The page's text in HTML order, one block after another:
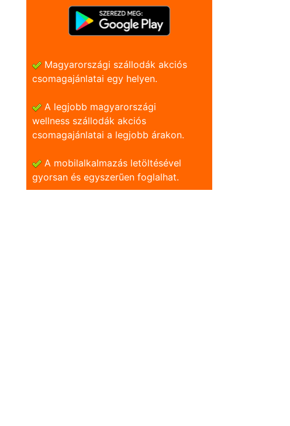
Magyarországi szállodák akciós
csomagajánlatai egy helyen.
A legjobb magyarországi
wellness szállodák akciós
csomagajánlatai a legjobb árakon.
A mobilalkalmazás letöltésével
gyorsan és egyszerũen foglalhat.